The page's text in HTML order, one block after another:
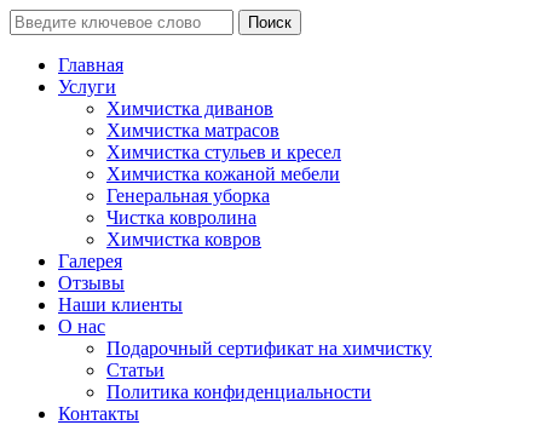
Поиск
Главная
Услуги
Химчистка диванов
Химчистка матрасов
Химчистка стульев и кресел
Химчистка кожаной мебели
Генеральная уборка
Чистка ковролина
Химчистка ковров
Галерея
Отзывы
Наши клиенты
О нас
Подарочный сертификат на химчистку
Статьи
Политика конфиденциальности
Контакты